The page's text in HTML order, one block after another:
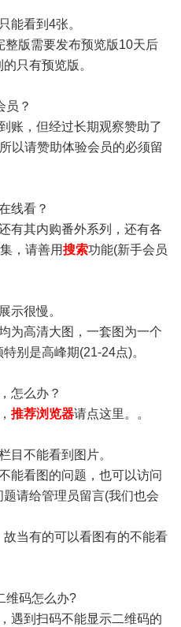
能看到4张。
版需要发布预览版10天后
的只有预览版。
员？
账，但经过长期观察赞助了
以请赞助体验会员的必须留
线看？
有其内购番外系列，还有各
，请善用搜索功能(新手会员
示很慢。
为高清大图，一套图为一个
别是高峰期(21-24点)。
怎么办？
推荐浏览器请点这里。。
目不能看到图片。
能看图的问题，也可以访问
题请给管理员留言(我们也会
当有的可以看图有的不能看
维码怎么办?
遇到扫码不能显示二维码的